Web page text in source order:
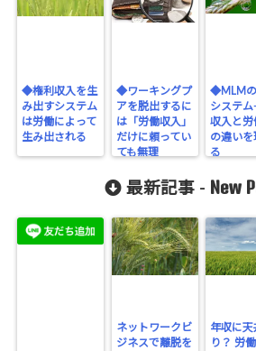
◆権利収入を生
み出すシステム
は労働によって
生み出される
◆ワーキングプ
アを脱出するに
は「労働収入」
だけに頼ってい
ても無理
◆MLMの
システム
収入と労
の違いを
る
最新記事 - New
ネットワークビ
ジネスで離脱を
年収に天
り？ 労